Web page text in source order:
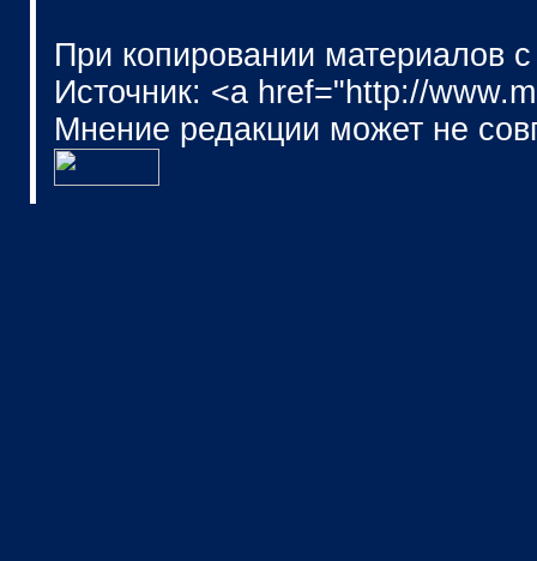
При копировании материалов
Источник: <a href="http://
Мнение редакции может не